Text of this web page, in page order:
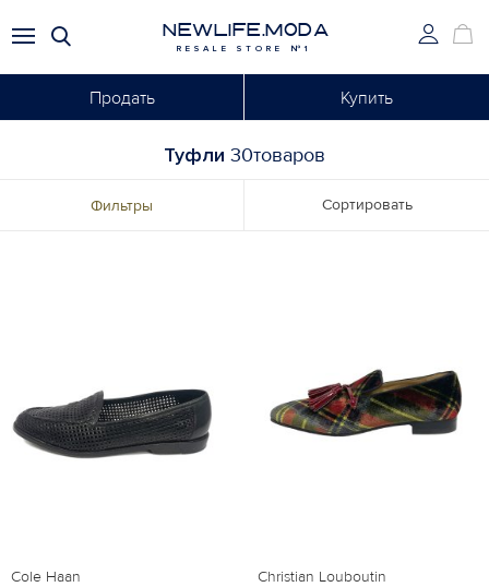
NEWLIFE.MODA
RESALE STORE №1
Продать Купить
Туфли 30товаров
Фильтры Сортировать
Cole Haan
Christian Louboutin